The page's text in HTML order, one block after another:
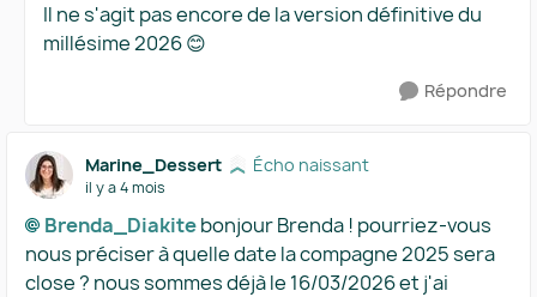
Il ne s'agit pas encore de la version définitive du
millésime 2026 😊
Répondre
Marine_Dessert Écho naissant
il y a 4 mois
Brenda_Diakite​bonjour Brenda ! pourriez-vous
nous préciser à quelle date la compagne 2025 sera
close ? nous sommes déjà le 16/03/2026 et j'ai